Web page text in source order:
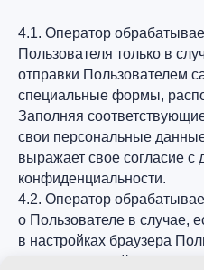
4.1. Оператор
Пользователя только в
отправки Пользователем
специальные формы,
Заполняя
свои персональные
выражает свое согласие с
конфиденциальности.
4.2. Оператор
о Пользователе в случае,
в настройках браузера